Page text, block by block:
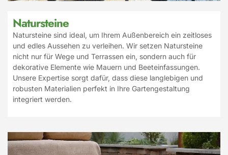
Natursteine
Natursteine sind ideal, um Ihrem Außenbereich ein zeitloses
und edles Aussehen zu verleihen. Wir setzen Natursteine
nicht nur für Wege und Terrassen ein, sondern auch für
dekorative Elemente wie Mauern und Beeteinfassungen.
Unsere Expertise sorgt dafür, dass diese langlebigen und
robusten Materialien perfekt in Ihre Gartengestaltung
integriert werden.